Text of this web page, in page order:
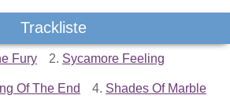
Trackliste
Fury 2. Sycamore Feeling
Of The End 4. Shades Of Marble